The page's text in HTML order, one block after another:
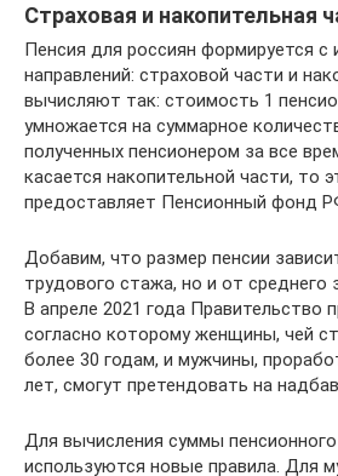
Страховая и накопительная
Пенсия для россиян формируется с
направлений: страховой части и
вычисляют так: стоимость 1
умножается на суммарное
полученных пенсионером за все
касается накопительной части, то
предоставляет Пенсионный фонд
Добавим, что размер пенсии
трудового стажа, но и от среднего
В апреле 2021 года Правительство
согласно которому женщины, чей
более 30 годам, и мужчины,
лет, смогут претендовать на
Для вычисления суммы
используются новые правила. Для